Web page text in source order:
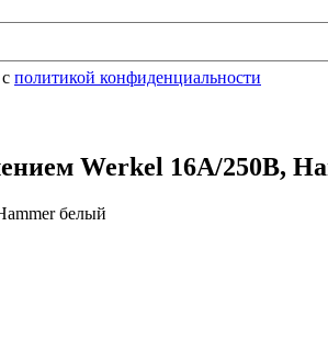
политикой конфиденциальности
Werkel 16A/250В,
белый